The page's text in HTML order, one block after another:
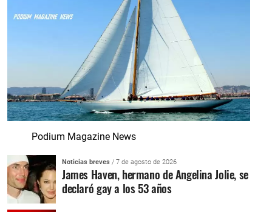
Podium Magazine News
Noticias breves / 7 de agosto de 2026
James Haven, hermano de Angelina Jolie, se
declaró gay a los 53 años